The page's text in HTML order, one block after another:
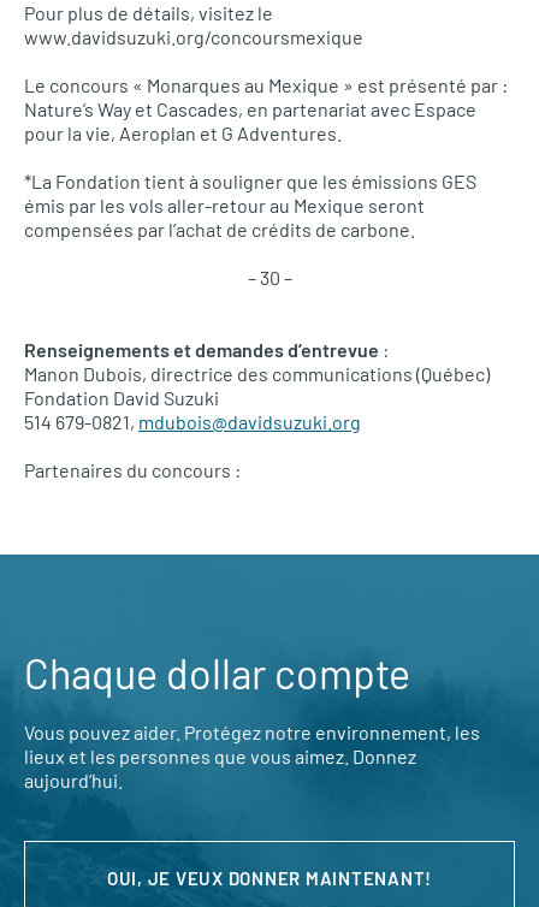
Pour plus de détails, visitez le
www.davidsuzuki.org/concoursmexique
Le concours « Monarques au Mexique » est présenté par :
Nature’s Way et Cascades, en partenariat avec Espace
pour la vie, Aeroplan et G Adventures.
*La Fondation tient à souligner que les émissions GES
émis par les vols aller-retour au Mexique seront
compensées par l’achat de crédits de carbone.
– 30 –
Renseignements et demandes d’entrevue :
Manon Dubois, directrice des communications (Québec)
Fondation David Suzuki
514 679-0821, mdubois@davidsuzuki.org
Partenaires du concours :
Chaque dollar compte
Vous pouvez aider. Protégez notre environnement, les
lieux et les personnes que vous aimez. Donnez
aujourd’hui.
OUI, JE VEUX DONNER MAINTENANT!